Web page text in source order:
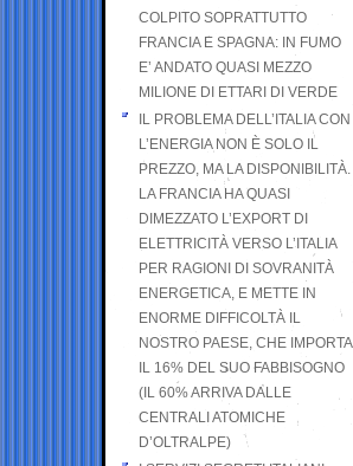
COLPITO SOPRATTUTTO
FRANCIA E SPAGNA: IN FUMO
E’ ANDATO QUASI MEZZO
MILIONE DI ETTARI DI VERDE
IL PROBLEMA DELL’ITALIA CON
L’ENERGIA NON È SOLO IL
PREZZO, MA LA DISPONIBILITÀ.
LA FRANCIA HA QUASI
DIMEZZATO L’EXPORT DI
ELETTRICITÀ VERSO L’ITALIA
PER RAGIONI DI SOVRANITÀ
ENERGETICA, E METTE IN
ENORME DIFFICOLTÀ IL
NOSTRO PAESE, CHE IMPORTA
IL 16% DEL SUO FABBISOGNO
(IL 60% ARRIVA DALLE
CENTRALI ATOMICHE
D’OLTRALPE)